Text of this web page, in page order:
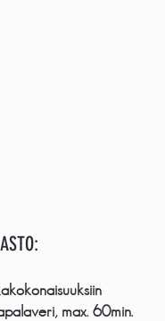
max. 60min.